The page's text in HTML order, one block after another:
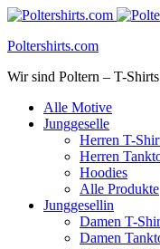
Poltershirts.com
Wir sind Poltern – T-
Alle Motive
Junggeselle
Herren T-
Herren
Hoodies
Alle Produkte
Junggesellin
Damen T-
Damen